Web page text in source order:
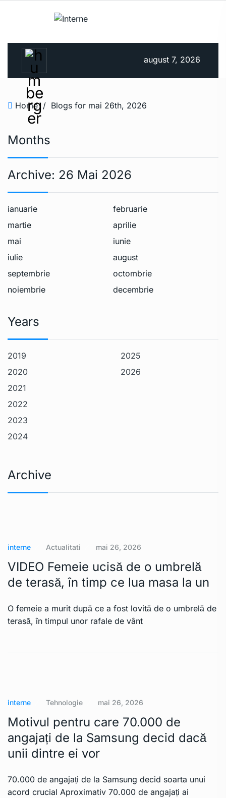
august 7, 2026
Home / Blogs for mai 26th, 2026
Months
Archive: 26 Mai 2026
ianuarie
februarie
martie
aprilie
mai
iunie
iulie
august
septembrie
octombrie
noiembrie
decembrie
Years
2019
2020
2021
2022
2023
2024
2025
2026
Archive
interne Actualitati mai 26, 2026
VIDEO Femeie ucisă de o umbrelă
de terasă, în timp ce lua masa la un
O femeie a murit după ce a fost lovită de o umbrelă de
terasă, în timpul unor rafale de vânt
interne Tehnologie mai 26, 2026
Motivul pentru care 70.000 de
angajați de la Samsung decid dacă
unii dintre ei vor
70.000 de angajați de la Samsung decid soarta unui
acord crucial Aproximativ 70.000 de angajați ai